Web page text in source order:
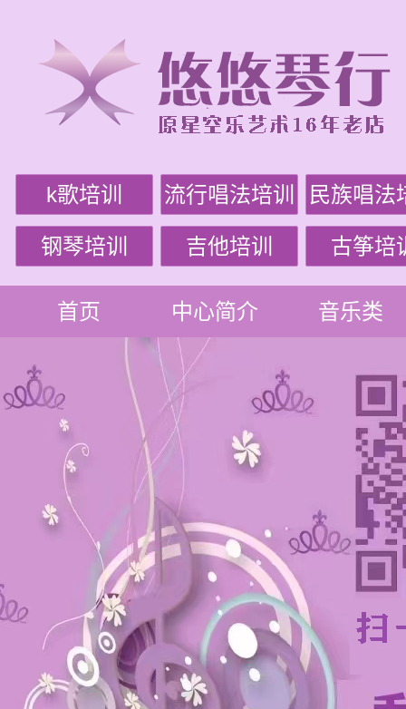
k歌培训 流行唱法培训 民族唱法
钢琴培训 吉他培训 古筝培
首页 中心简介 音乐类